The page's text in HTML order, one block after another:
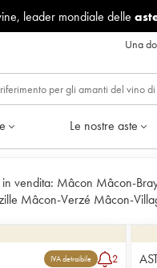
leader mondiale delle
Una
Le nostre aste
vendita: Mâcon Mâcon-
Mâcon-Verzé Mâcon-
IVA detraibile 2